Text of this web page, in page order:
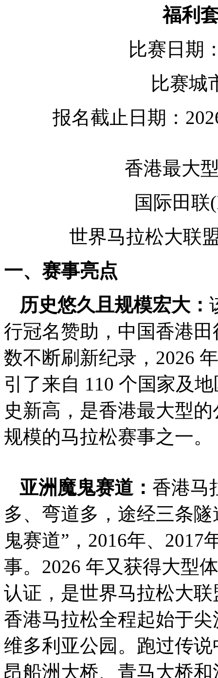
福利
比赛日期
比赛城
报名截止日期：
香港最大
国际田
世界马拉松大联
一、 赛事亮点
历史悠久且规模宏大 ：
行冠名赞助，中国香港
数不断刷新纪录，2026
引了来自 110 个国家及
史新高，是香港最大型
规模的马拉松赛事之一。
亚洲魔鬼赛道： 香港马
多、弯道多，途经三条
鬼赛道”，2016年、
事。2026 年又获得大型
认证，是世界马拉松大
香港马拉松全程起始于
维多利亚公园。跑过传说
昂船洲大桥、青马大桥